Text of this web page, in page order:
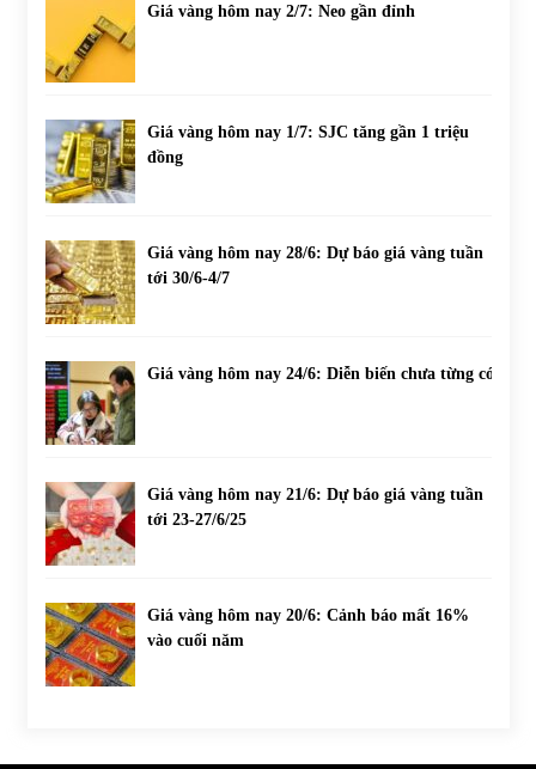
Giá vàng hôm nay 2/7: Neo gần đỉnh
Giá vàng hôm nay 1/7: SJC tăng gần 1 triệu
đồng
Giá vàng hôm nay 28/6: Dự báo giá vàng tuần
tới 30/6-4/7
Giá vàng hôm nay 24/6: Diễn biến chưa từng có
Giá vàng hôm nay 21/6: Dự báo giá vàng tuần
tới 23-27/6/25
Giá vàng hôm nay 20/6: Cảnh báo mất 16%
vào cuối năm